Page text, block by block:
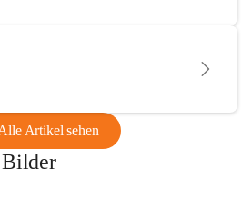
Artikel sehen
Bilder